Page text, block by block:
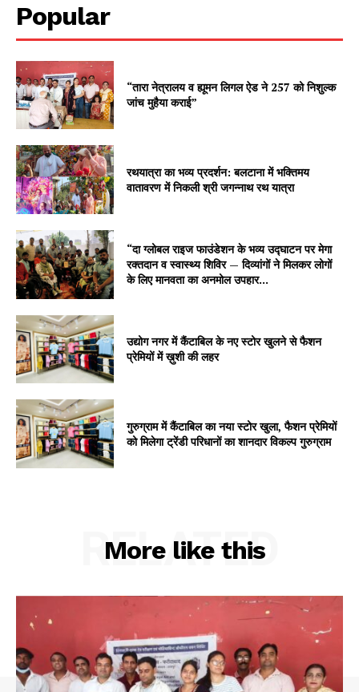
Popular
“तारा नेत्रालय व ह्यूमन लिगल ऐड ने 257 को निशुल्क
जांच मुहैया कराई”
रथयात्रा का भव्य प्रदर्शन: बलटाना में भक्तिमय
वातावरण में निकली श्री जगन्नाथ रथ यात्रा
“दा ग्लोबल राइज फाउंडेशन के भव्य उद्घाटन पर मेगा
रक्तदान व स्वास्थ्य शिविर — दिव्यांगों ने मिलकर लोगों
के लिए मानवता का अनमोल उपहार...
उद्योग नगर में कैंटाबिल के नए स्टोर खुलने से फैशन
प्रेमियों में ख़ुशी की लहर
गुरुग्राम में कैंटाबिल का नया स्टोर खुला, फैशन प्रेमियों
को मिलेगा ट्रेंडी परिधानों का शानदार विकल्प गुरुग्राम
More like this
RELATED